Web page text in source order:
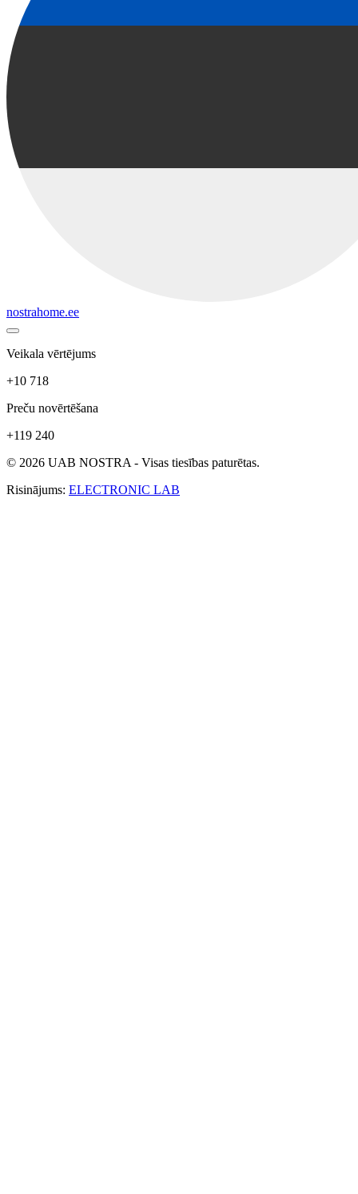
nostrahome.ee
Veikala vērtējums
+10 718
Preču novērtēšana
+119 240
© 2026 UAB NOSTRA - Visas tiesības paturētas.
Risinājums: ELECTRONIC LAB